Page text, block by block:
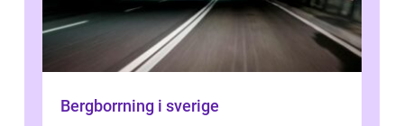
Bergborrning i sverige